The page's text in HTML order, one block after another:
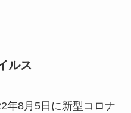
ルス
年8月5日に新型コロナ